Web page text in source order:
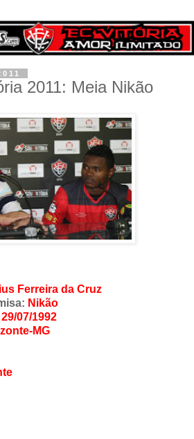
2011: Meia Nikão
Ferreira da Cruz
Nikão
29/07/1992
MG